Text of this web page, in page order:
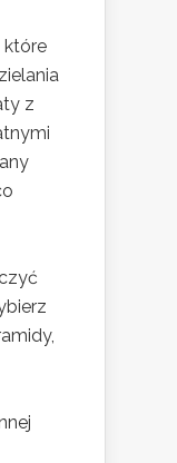
które
z